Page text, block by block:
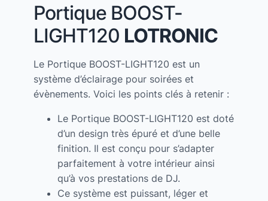
Portique BOOST-
LIGHT120 LOTRONIC
Le Portique BOOST-LIGHT120 est un
système d’éclairage pour soirées et
évènements. Voici les points clés à retenir :
Le Portique BOOST-LIGHT120 est doté
d’un design très épuré et d’une belle
finition. Il est conçu pour s’adapter
parfaitement à votre intérieur ainsi
qu’à vos prestations de DJ.
Ce système est puissant, léger et